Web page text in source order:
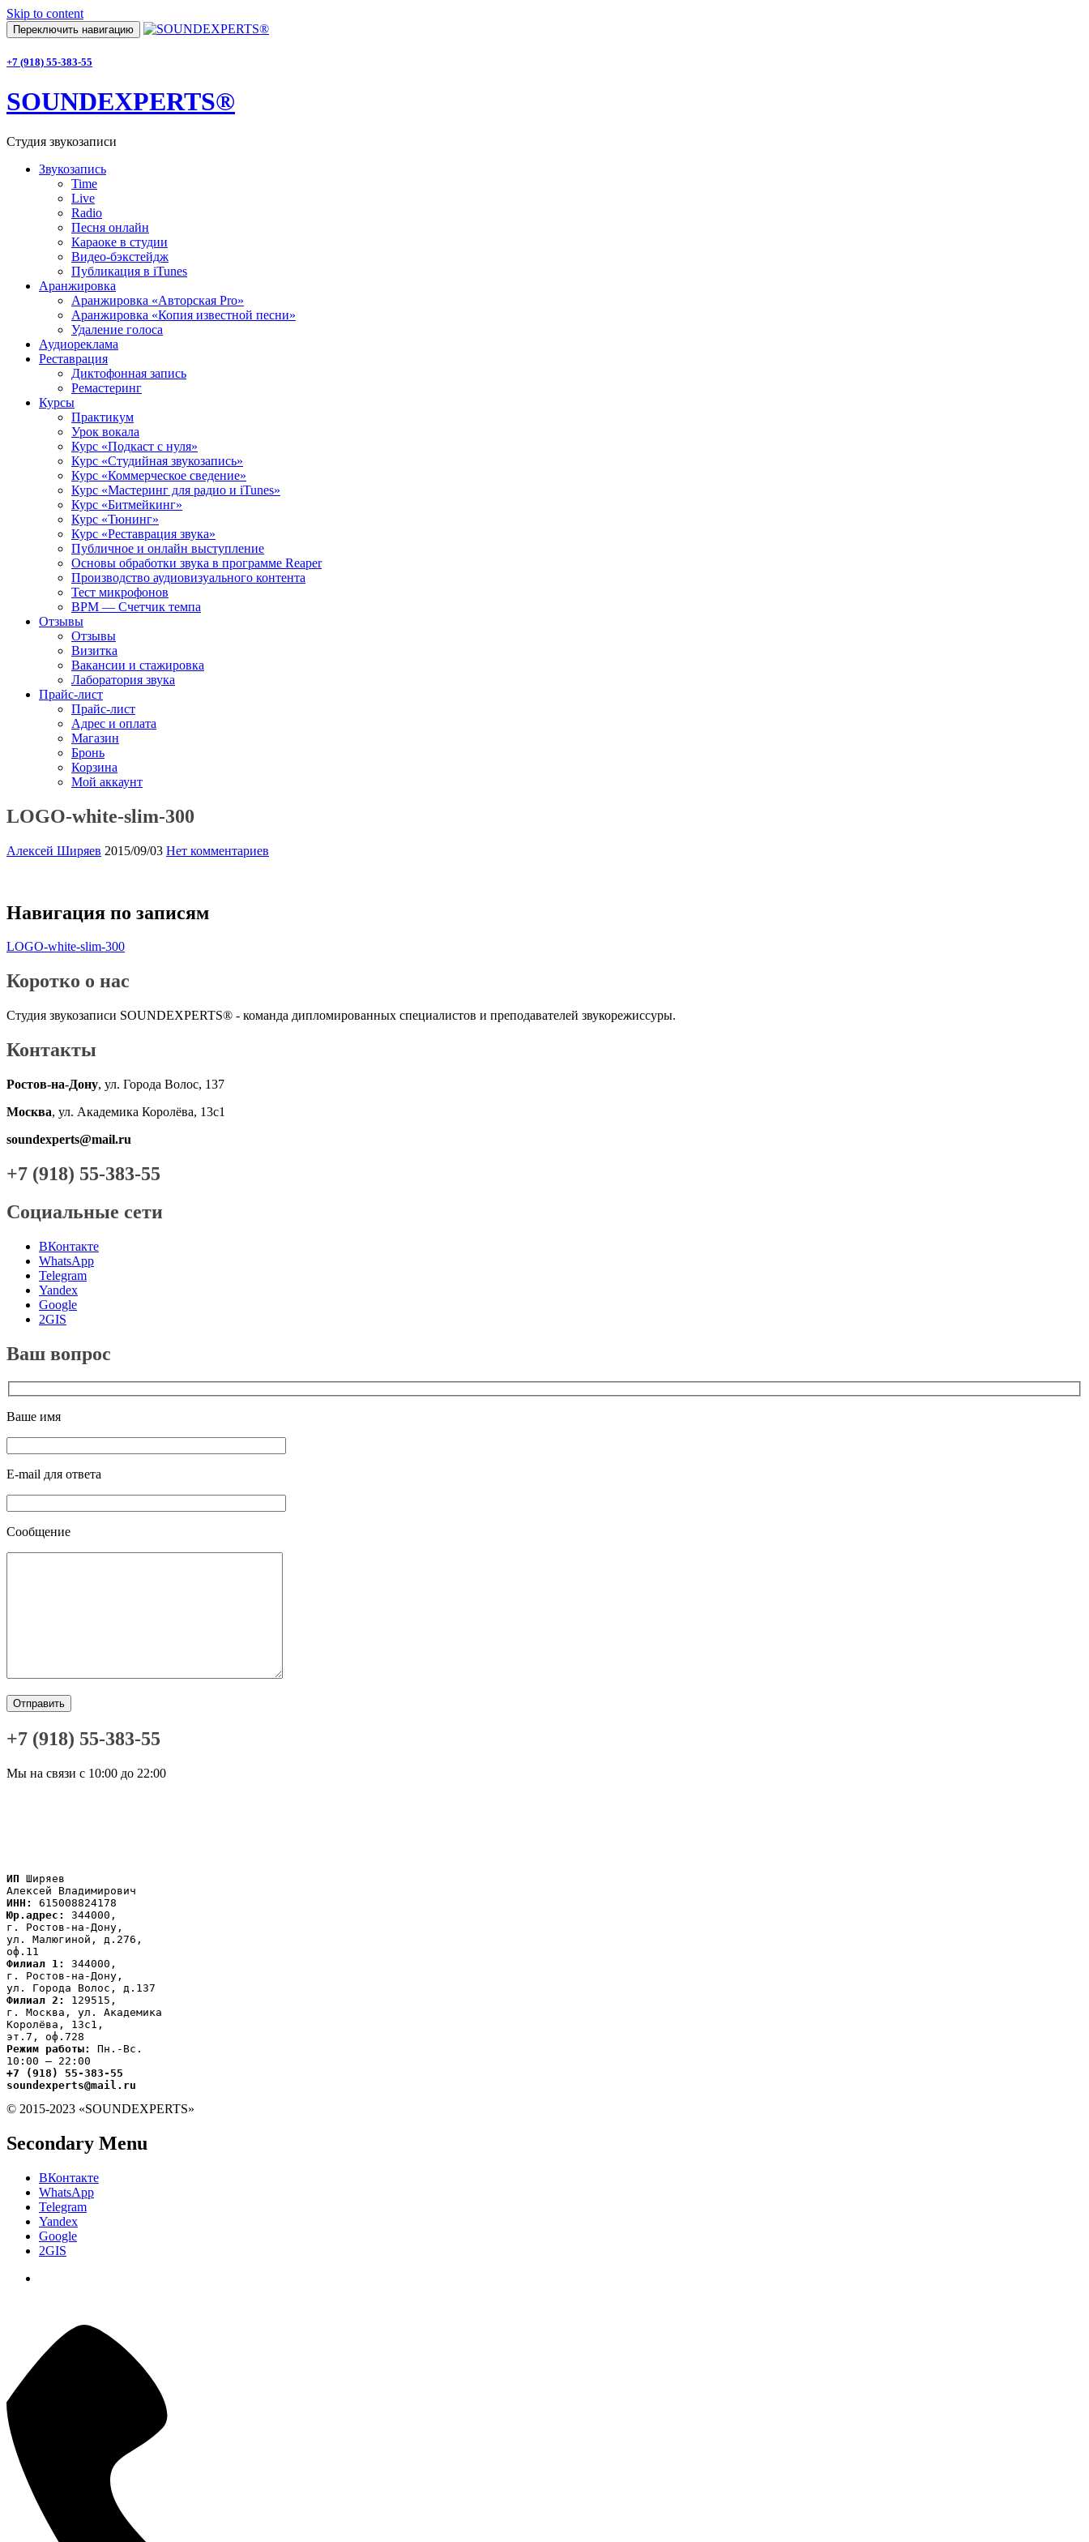
Skip to content
Переключить навигацию
+7 (918) 55-383-55
SOUNDEXPERTS®
Студия звукозаписи
Звукозапись
Time
Live
Radio
Песня онлайн
Караоке в студии
Видео-бэкстейдж
Публикация в iTunes
Аранжировка
Аранжировка «Авторская Pro»
Аранжировка «Копия известной песни»
Удаление голоса
Аудиореклама
Реставрация
Диктофонная запись
Ремастеринг
Курсы
Практикум
Урок вокала
Курс «Подкаст с нуля»
Курс «Студийная звукозапись»
Курс «Коммерческое сведение»
Курс «Мастеринг для радио и iTunes»
Курс «Битмейкинг»
Курс «Тюнинг»
Курс «Реставрация звука»
Публичное и онлайн выступление
Основы обработки звука в программе Reaper
Производство аудиовизуального контента
Тест микрофонов
BPM — Счетчик темпа
Отзывы
Отзывы
Визитка
Вакансии и стажировка
Лаборатория звука
Прайс-лист
Прайс-лист
Адрес и оплата
Магазин
Бронь
Корзина
Мой аккаунт
LOGO-white-slim-300
Алексей Ширяев 2015/09/03 Нет комментариев
Навигация по записям
LOGO-white-slim-300
Коротко о нас
Студия звукозаписи SOUNDEXPERTS® - команда дипломированных специалистов и преподавателей звукорежиссуры.
Контакты
Ростов-на-Дону, ул. Города Волос, 137
Москва, ул. Академика Королёва, 13с1
soundexperts@mail.ru
+7 (918) 55-383-55
Социальные сети
ВКонтакте
WhatsApp
Telegram
Yandex
Google
2GIS
Ваш вопрос
Ваше имя
E-mail для ответа
Сообщение
+7 (918) 55-383-55
Мы на связи с 10:00 до 22:00
ИП Ширяев
ИНН:
Юр.адрес:
344000,
г. Ростов-на-Дону,
ул. Малюгиной, д.276,
Филиал 1:
344000,
г. Ростов-на-Дону,
Филиал 2:
129515,
г. Москва, ул. Академика
Королёва, 13с1,
Режим работы:
Пн.-Вс.
+7 (918) 55-383-55
soundexperts@mail.ru
© 2015-2023 «SOUNDEXPERTS»
Secondary Menu
ВКонтакте
WhatsApp
Telegram
Yandex
Google
2GIS